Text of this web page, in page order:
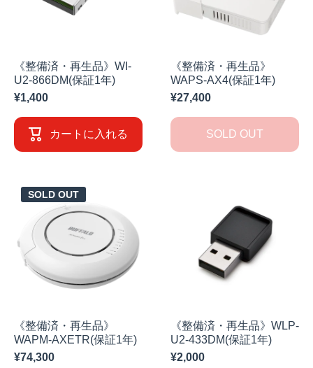
《整備済・再生品》WI-
U2-866DM(保証1年)
¥1,400
カートに入れる
《整備済・再生品》
WAPS-AX4(保証1年)
¥27,400
SOLD OUT
SOLD OUT
《整備済・再生品》
WAPM-AXETR(保証1年)
¥74,300
《整備済・再生品》WLP-
U2-433DM(保証1年)
¥2,000